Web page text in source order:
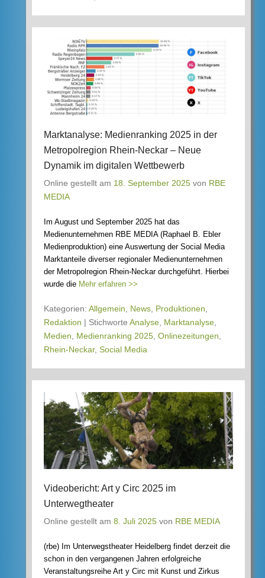
Marktanalyse: Medienranking 2025 in der
Metropolregion Rhein-Neckar – Neue
Dynamik im digitalen Wettbewerb
Online gestellt am 18. September 2025 von RBE
MEDIA
Im August und September 2025 hat das
Medienunternehmen RBE MEDIA (Raphael B. Ebler
Medienproduktion) eine Auswertung der Social Media
Marktanteile diverser regionaler Medienunternehmen
der Metropolregion Rhein-Neckar durchgeführt. Hierbei
wurde die Mehr erfahren >>
Kategorien: Allgemein, News, Produktionen,
Redaktion | Stichworte Analyse, Marktanalyse,
Medien, Medienranking 2025, Onlinezeitungen,
Rhein-Neckar, Social Media
Videobericht: Art y Circ 2025 im
Unterwegtheater
Online gestellt am 8. Juli 2025 von RBE MEDIA
(rbe) Im Unterwegstheater Heidelberg findet derzeit die
schon in den vergangenen Jahren erfolgreiche
Veranstaltungsreihe Art y Circ mit Kunst und Zirkus